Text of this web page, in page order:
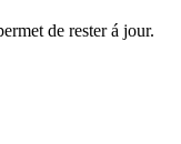
de rester á jour.